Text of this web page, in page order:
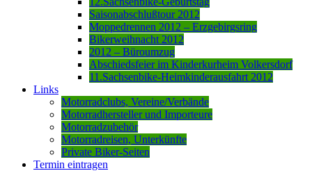
Saisonabschlußtour 2012
Moppedrennen 2012 – Erzgebirgsring
Bikerweihnacht 2012
2012 – Büroumzug
Abschiedsfeier im Kinderkurheim Volkersdorf
11.Sachsenbike-Heimkinderausfahrt 2012
Links
Motorradclubs, Vereine/Verbände
Motorradhersteller und Importeure
Motorradzubehör
Motorradreisen, Unterkünfte
Private Biker-Seiten
Termin eintragen